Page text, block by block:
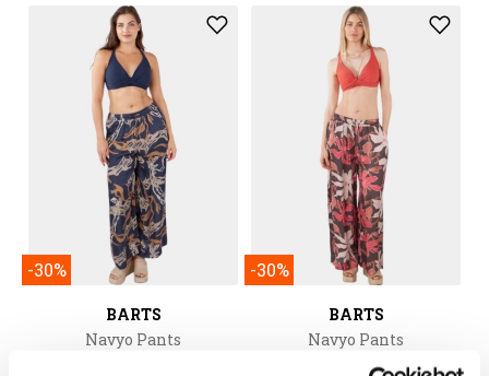
-30%
BARTS
Navyo Pants
-30%
BARTS
Navyo Pants
20 990 Ft